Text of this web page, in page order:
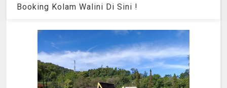
Booking Kolam Walini Di Sini !